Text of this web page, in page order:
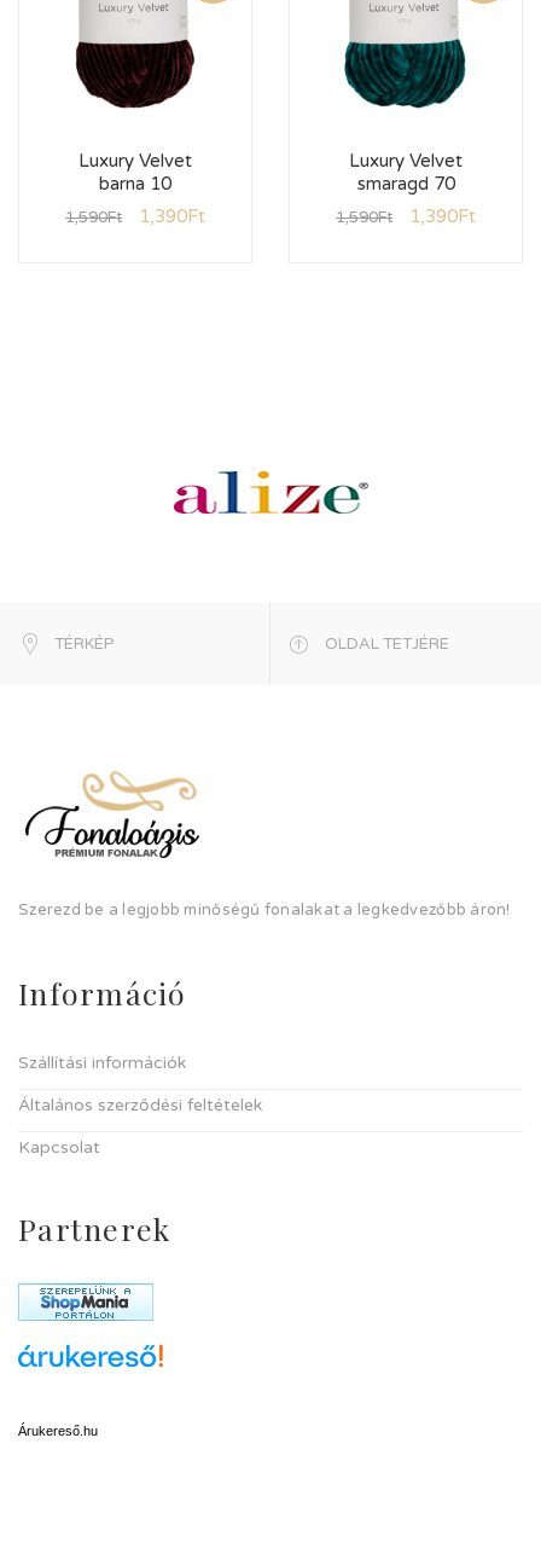
Luxury Velvet
barna 10
1,590Ft 1,390Ft
Luxury Velvet
smaragd 70
1,590Ft 1,390Ft
TÉRKÉP OLDAL TETJÉRE
Szerezd be a legjobb minőségű fonalakat a legkedvezőbb áron!
Információ
Szállítási információk
Általános szerződési feltételek
Kapcsolat
Partnerek
Árukereső.hu